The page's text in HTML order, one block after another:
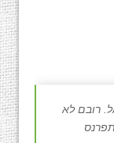
רובם לא